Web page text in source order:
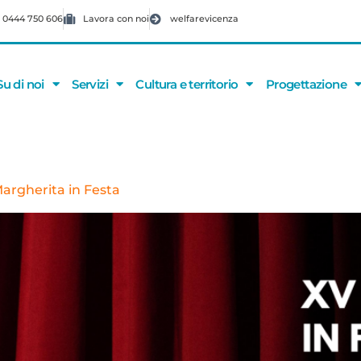
0444 750 606 Lavora con noi welfarevicenza
di noi Servizi Cultura e territorio Progettazione
in Festa